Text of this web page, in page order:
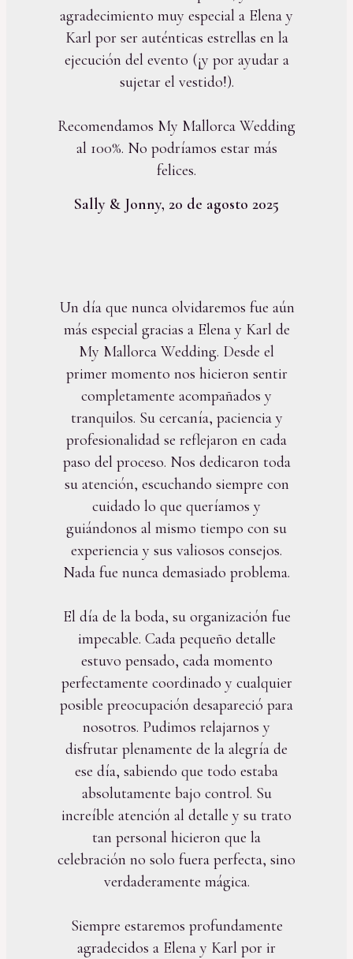
agradecimiento muy especial a Elena y
Karl por ser auténticas estrellas en la
ejecución del evento (¡y por ayudar a
sujetar el vestido!).
Recomendamos My Mallorca Wedding
al 100%. No podríamos estar más
felices.
Sally & Jonny, 20 de agosto 2025
Un día que nunca olvidaremos fue aún
más especial gracias a Elena y Karl de
My Mallorca Wedding. Desde el
primer momento nos hicieron sentir
completamente acompañados y
tranquilos. Su cercanía, paciencia y
profesionalidad se reflejaron en cada
paso del proceso. Nos dedicaron toda
su atención, escuchando siempre con
cuidado lo que queríamos y
guiándonos al mismo tiempo con su
experiencia y sus valiosos consejos.
Nada fue nunca demasiado problema.
El día de la boda, su organización fue
impecable. Cada pequeño detalle
estuvo pensado, cada momento
perfectamente coordinado y cualquier
posible preocupación desapareció para
nosotros. Pudimos relajarnos y
disfrutar plenamente de la alegría de
ese día, sabiendo que todo estaba
absolutamente bajo control. Su
increíble atención al detalle y su trato
tan personal hicieron que la
celebración no solo fuera perfecta, sino
verdaderamente mágica.
Siempre estaremos profundamente
agradecidos a Elena y Karl por ir